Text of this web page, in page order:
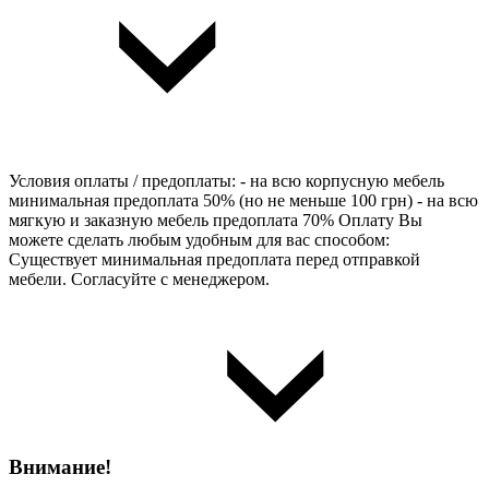
Условия оплаты / предоплаты: - на всю корпусную мебель
минимальная предоплата 50% (но не меньше 100 грн) - на всю
мягкую и заказную мебель предоплата 70% Оплату Вы
можете сделать любым удобным для вас способом:
Существует минимальная предоплата перед отправкой
мебели. Согласуйте с менеджером.
Внимание!